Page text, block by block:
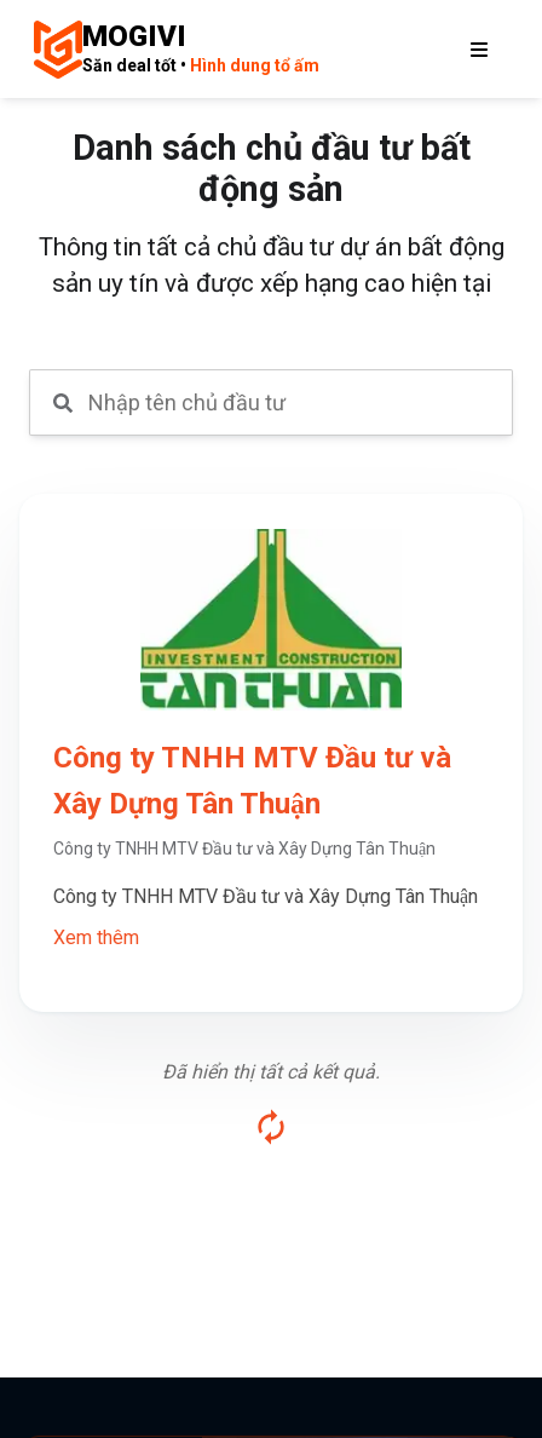
MOGIVI
Săn deal tốt • Hình dung tổ ấm
Danh sách chủ đầu tư bất
động sản
Thông tin tất cả chủ đầu tư dự án bất động
sản uy tín và được xếp hạng cao hiện tại
Công ty TNHH MTV Đầu tư và
Xây Dựng Tân Thuận
Công ty TNHH MTV Đầu tư và Xây Dựng Tân Thuận
Công ty TNHH MTV Đầu tư và Xây Dựng Tân Thuận
Xem thêm
Đã hiển thị tất cả kết quả.